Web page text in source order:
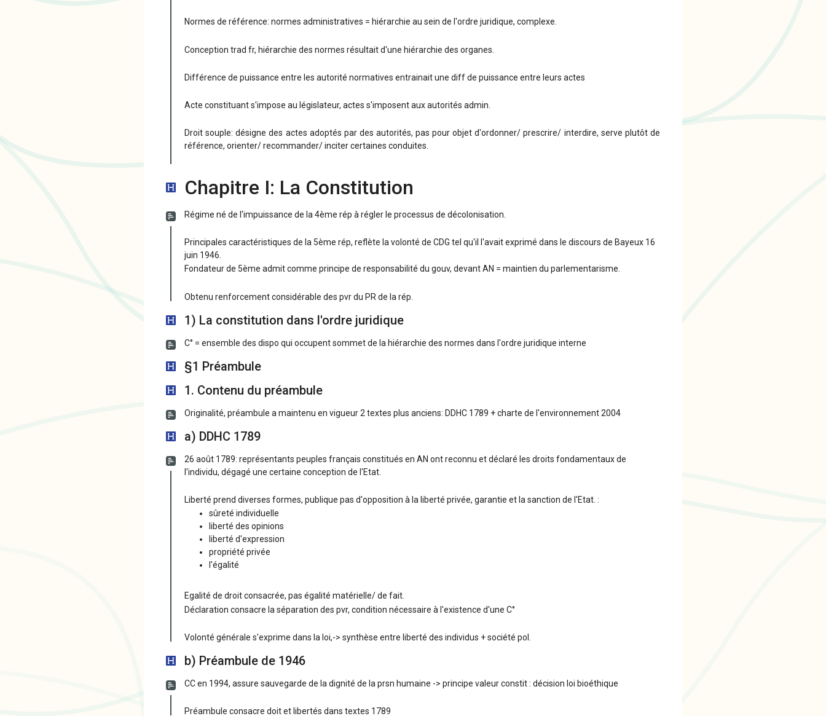
Normes de référence: normes administratives = hiérarchie au sein de l'ordre juridique, complexe.
Conception trad fr, hiérarchie des normes résultait d'une hiérarchie des organes.
Différence de puissance entre les autorité normatives entrainait une diff de puissance entre leurs actes
Acte constituant s'impose au législateur, actes s'imposent aux autorités admin.
Droit souple: désigne des actes adoptés par des autorités, pas pour objet d'ordonner/ prescrire/ interdire, serve plutôt de
référence, orienter/ recommander/ inciter certaines conduites.
Chapitre I: La Constitution
Régime né de l'impuissance de la 4ème rép à régler le processus de décolonisation.
Principales caractéristiques de la 5ème rép, reflète la volonté de CDG tel qu'il l'avait exprimé dans le discours de Bayeux 16
juin 1946.
Fondateur de 5ème admit comme principe de responsabilité du gouv, devant AN = maintien du parlementarisme.
Obtenu renforcement considérable des pvr du PR de la rép.
1) La constitution dans l'ordre juridique
C° = ensemble des dispo qui occupent sommet de la hiérarchie des normes dans l'ordre juridique interne
§1 Préambule
1. Contenu du préambule
Originalité, préambule a maintenu en vigueur 2 textes plus anciens: DDHC 1789 + charte de l'environnement 2004
a) DDHC 1789
26 août 1789: représentants peuples français constitués en AN ont reconnu et déclaré les droits fondamentaux de
l'individu, dégagé une certaine conception de l'Etat.
Liberté prend diverses formes, publique pas d'opposition à la liberté privée, garantie et la sanction de l'Etat. :
sûreté individuelle
liberté des opinions
liberté d'expression
propriété privée
l'égalité
Egalité de droit consacrée, pas égalité matérielle/ de fait.
Déclaration consacre la séparation des pvr, condition nécessaire à l'existence d'une C°
Volonté générale s'exprime dans la loi,-> synthèse entre liberté des individus + société pol.
b) Préambule de 1946
CC en 1994, assure sauvegarde de la dignité de la prsn humaine -> principe valeur constit : décision loi bioéthique
Préambule consacre doit et libertés dans textes 1789